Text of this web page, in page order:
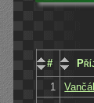
#
1